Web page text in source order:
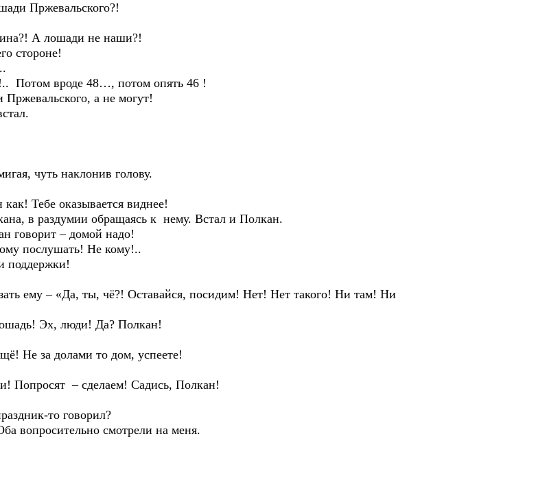
Пржевальского?!
А лошади не наши?!
стороне!
Потом вроде 48…, потом опять 46 !
а не могут!
чуть наклонив голову.
Тебе оказывается виднее!
в раздумии обращаясь к нему. Встал и Полкан.
– домой надо!
послушать! Не кому!..
ему – «Да, ты, чё?! Оставайся, посидим! Нет! Нет такого! Ни там! Ни
Эх, люди! Да? Полкан!
Не за долами то дом, успеете!
– сделаем! Садись, Полкан!
то говорил?
смотрели на меня.